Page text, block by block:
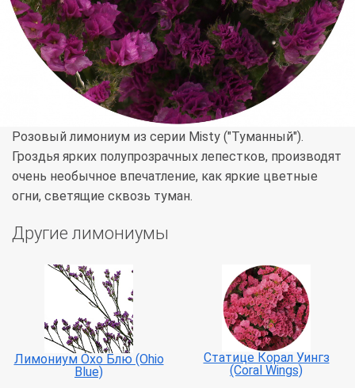
Розовый лимониум из серии Misty ("Туманный").
Гроздья ярких полупрозрачных лепестков, производят
очень необычное впечатление, как яркие цветные
огни, светящие сквозь туман.
Другие лимониумы
Лимониум Охо Блю (Ohio
Blue)
Статице Корал Уингз
(Coral Wings)